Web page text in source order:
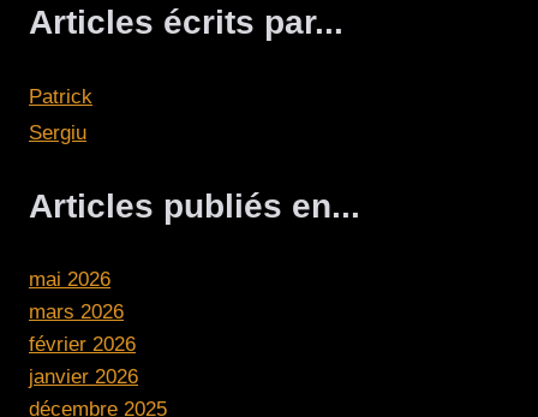
Articles écrits par...
Patrick
Sergiu
Articles publiés en...
mai 2026
mars 2026
février 2026
janvier 2026
décembre 2025